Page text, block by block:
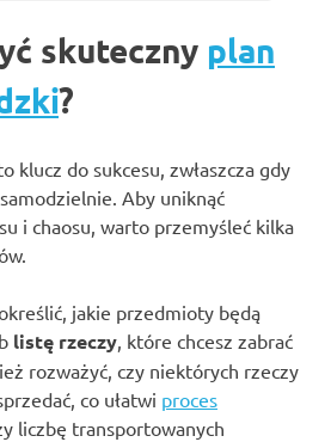
skuteczny plan
?
klucz do sukcesu, zwłaszcza gdy
Aby uniknąć
i chaosu, warto przemyśleć kilka
jakie przedmioty będą
listę rzeczy , które chcesz zabrać
rozważyć, czy niektórych rzeczy
co ułatwi proces
liczbę transportowanych